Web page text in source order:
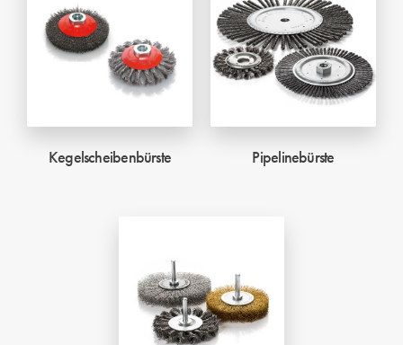
Kegelscheibenbürste Pipelinebürste